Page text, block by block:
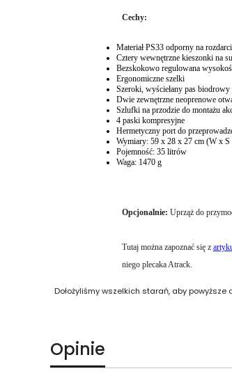
Cechy:
Materiał PS33 odporny na
Cztery wewnętrzne kieszonki na
Bezskokowo regulowana
Ergonomiczne szelki
Szeroki, wyściełany pas
Dwie zewnętrzne neoprenowe
Szlufki na przodzie do montażu
4 paski kompresyjne
Hermetyczny port do
Wymiary: 59 x 28 x 27 cm (W x
Pojemność: 35 litrów
Waga: 1470 g
Opcjonalnie: Uprząż do
Tutaj można zapoznać się z
niego plecaka Atrack.
Dołożyliśmy wszelkich starań, aby
Opinie